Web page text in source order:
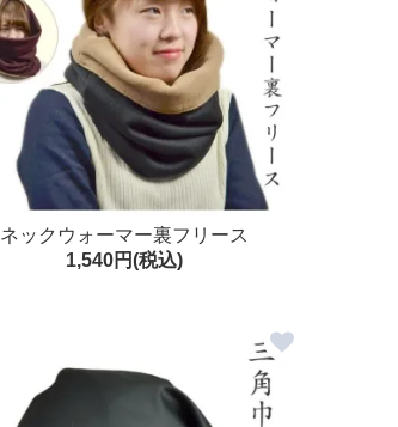
ネックウォーマー裏フリース
1,540円(税込)